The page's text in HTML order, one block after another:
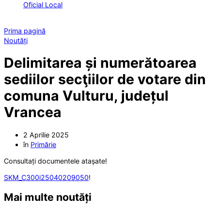
Oficial Local
Prima pagină
Noutăți
Delimitarea și numerătoarea
sediilor secţiilor de votare din
comuna Vulturu, județul
Vrancea
2 Aprilie 2025
în Primărie
Consultați documentele atașate!
SKM_C300i25040209050!
Mai multe noutăți